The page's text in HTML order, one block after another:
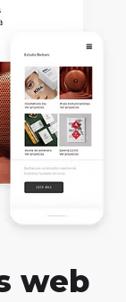
web